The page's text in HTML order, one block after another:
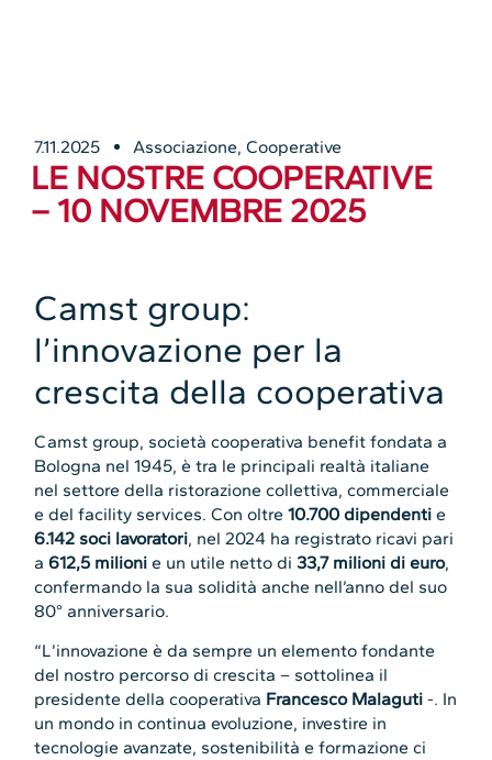
7.11.2025 Associazione,Cooperative
LE NOSTRE COOPERATIVE
– 10 NOVEMBRE 2025
Camst group:
l’innovazione per la
crescita della cooperativa
Camst group, società cooperativa benefit fondata a
Bologna nel 1945, è tra le principali realtà italiane
nel settore della ristorazione collettiva, commerciale
e del facility services. Con oltre10.700 dipendenti e
6.142 soci lavoratori, nel 2024 ha registrato ricavi pari
a612,5 milioni e un utile netto di 33,7 milioni di euro,
confermando la sua solidità anche nell’anno del suo
80° anniversario.
“L’innovazione è da sempre un elemento fondante
del nostro percorso di crescita – sottolinea il
presidente della cooperativa Francesco Malaguti -. In
un mondo in continua evoluzione, investire in
tecnologie avanzate, sostenibilità e formazione ci